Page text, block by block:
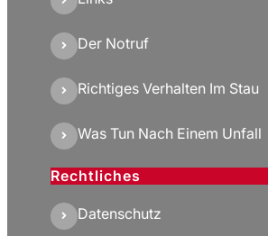
Der Notruf
Richtiges Verhalten Im Stau
Was Tun Nach Einem Unfall
Rechtliches
Datenschutz